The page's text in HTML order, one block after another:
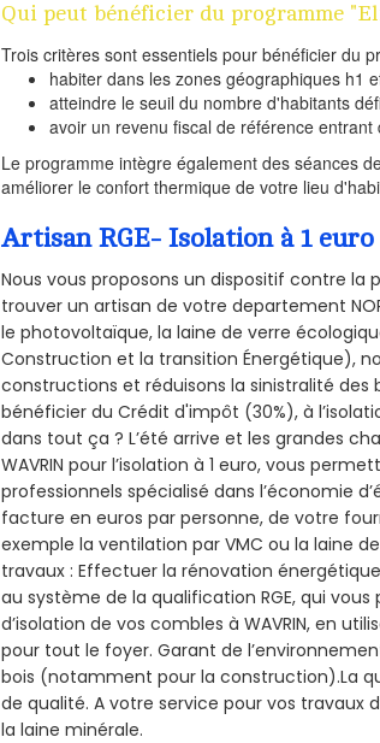
Qui peut bénéficier du programme
Trois critères sont essentiels pour bénéficier du
habiter dans les zones géographiques h1
atteindre le seuil du nombre d'habitants
avoir un revenu fiscal de référence
Le programme intègre également des séances
améliorer le confort thermique de votre lieu
Artisan RGE- Isolation à 1
Nous vous proposons un dispositif contre la
trouver un artisan de votre departement
le photovoltaïque, la laine de verre
Construction et la transition Énergétique),
constructions et réduisons la sinistralité
bénéficier du Crédit d'impôt (30%), à
dans tout ça ? L’été arrive et les grandes
WAVRIN pour l’isolation à 1 euro, vous
professionnels spécialisé dans l’économie
facture en euros par personne, de votre
exemple la ventilation par VMC ou la laine
travaux : Effectuer la rénovation
au système de la qualification RGE, qui
d’isolation de vos combles à WAVRIN, en
pour tout le foyer. Garant de
bois (notamment pour la construction).La
de qualité. A votre service pour vos travaux
la laine minérale.